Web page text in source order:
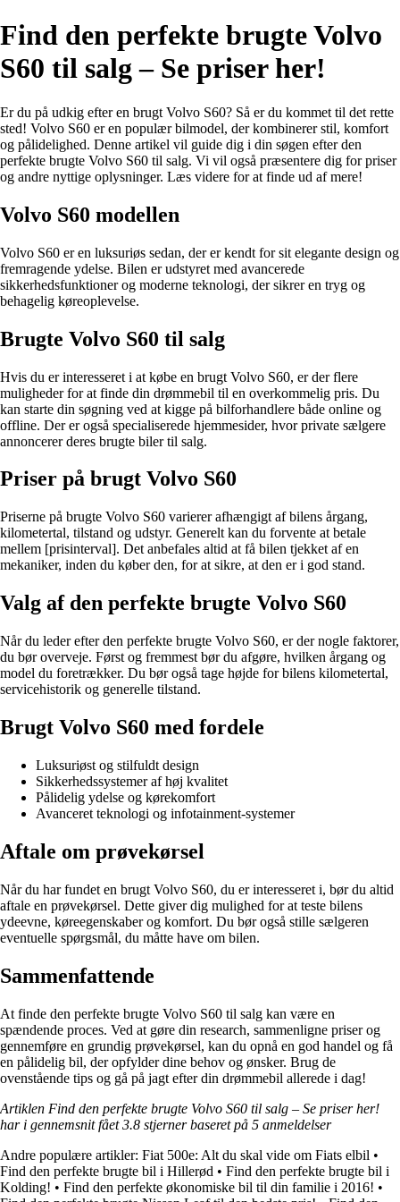
Find den perfekte brugte Volvo
S60 til salg – Se priser her!
Er du på udkig efter en brugt Volvo S60? Så er du kommet til det rette
sted! Volvo S60 er en populær bilmodel, der kombinerer stil, komfort
og pålidelighed. Denne artikel vil guide dig i din søgen efter den
perfekte brugte Volvo S60 til salg. Vi vil også præsentere dig for priser
og andre nyttige oplysninger. Læs videre for at finde ud af mere!
Volvo S60 modellen
Volvo S60 er en luksuriøs sedan, der er kendt for sit elegante design og
fremragende ydelse. Bilen er udstyret med avancerede
sikkerhedsfunktioner og moderne teknologi, der sikrer en tryg og
behagelig køreoplevelse.
Brugte Volvo S60 til salg
Hvis du er interesseret i at købe en brugt Volvo S60, er der flere
muligheder for at finde din drømmebil til en overkommelig pris. Du
kan starte din søgning ved at kigge på bilforhandlere både online og
offline. Der er også specialiserede hjemmesider, hvor private sælgere
annoncerer deres brugte biler til salg.
Priser på brugt Volvo S60
Priserne på brugte Volvo S60 varierer afhængigt af bilens årgang,
kilometertal, tilstand og udstyr. Generelt kan du forvente at betale
mellem [prisinterval]. Det anbefales altid at få bilen tjekket af en
mekaniker, inden du køber den, for at sikre, at den er i god stand.
Valg af den perfekte brugte Volvo S60
Når du leder efter den perfekte brugte Volvo S60, er der nogle faktorer,
du bør overveje. Først og fremmest bør du afgøre, hvilken årgang og
model du foretrækker. Du bør også tage højde for bilens kilometertal,
servicehistorik og generelle tilstand.
Brugt Volvo S60 med fordele
Luksuriøst og stilfuldt design
Sikkerhedssystemer af høj kvalitet
Pålidelig ydelse og kørekomfort
Avanceret teknologi og infotainment-systemer
Aftale om prøvekørsel
Når du har fundet en brugt Volvo S60, du er interesseret i, bør du altid
aftale en prøvekørsel. Dette giver dig mulighed for at teste bilens
ydeevne, køreegenskaber og komfort. Du bør også stille sælgeren
eventuelle spørgsmål, du måtte have om bilen.
Sammenfattende
At finde den perfekte brugte Volvo S60 til salg kan være en
spændende proces. Ved at gøre din research, sammenligne priser og
gennemføre en grundig prøvekørsel, kan du opnå en god handel og få
en pålidelig bil, der opfylder dine behov og ønsker. Brug de
ovenstående tips og gå på jagt efter din drømmebil allerede i dag!
Artiklen Find den perfekte brugte Volvo S60 til salg – Se priser her!
har i gennemsnit fået3.8 stjerner baseret på 5 anmeldelser
Andre populære artikler: Fiat 500e: Alt du skal vide om Fiats elbil •
Find den perfekte brugte bil i Hillerød • Find den perfekte brugte bil i
Kolding! • Find den perfekte økonomiske bil til din familie i 2016! •